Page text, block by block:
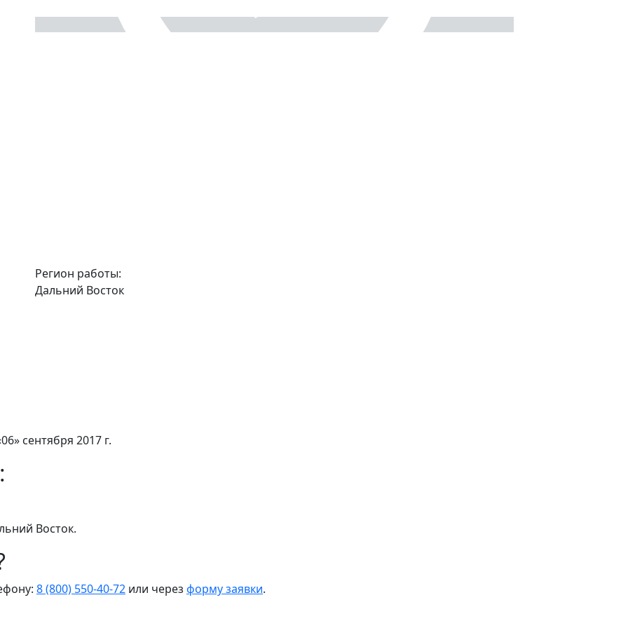
Регион работы:
Дальний Восток
сентября 2017 г.
Восток.
8 (800) 550-40-72 или через форму заявки.